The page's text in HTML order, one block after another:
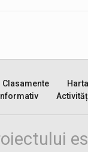
Clasamente
Harta
Informativ